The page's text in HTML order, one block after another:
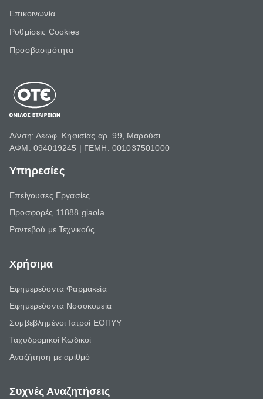
Επικοινωνία
Ρυθμίσεις Cookies
Προσβασιμότητα
Δ/νση: Λεωφ. Κηφισίας αρ. 99, Μαρούσι
ΑΦΜ: 094019245 | ΓΕΜΗ: 001037501000
Υπηρεσίες
Επείγουσες Εργασίες
Προσφορές 11888 giaola
Ραντεβού με Τεχνικούς
Χρήσιμα
Εφημερεύοντα Φαρμακεία
Εφημερεύοντα Νοσοκομεία
Συμβεβλημένοι Ιατροί ΕΟΠΥΥ
Ταχυδρομικοί Κωδικοί
Αναζήτηση με αριθμό
Συχνές Αναζητήσεις